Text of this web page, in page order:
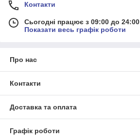
Контакти
Сьогодні працює з 09:00 до 24:00
Показати весь графік роботи
Про нас
Контакти
Доставка та оплата
Графік роботи